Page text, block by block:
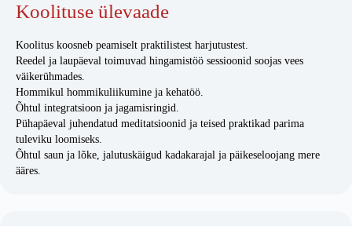
Koolituse ülevaade
Koolitus koosneb peamiselt praktilistest harjutustest.
Reedel ja laupäeval toimuvad hingamistöö sessioonid soojas vees
väikerühmades.
Hommikul hommikuliikumine ja kehatöö.
Õhtul integratsioon ja jagamisringid.
Pühapäeval juhendatud meditatsioonid ja teised praktikad parima
tuleviku loomiseks.
Õhtul saun ja lõke, jalutuskäigud kadakarajal ja päikeseloojang mere
ääres.